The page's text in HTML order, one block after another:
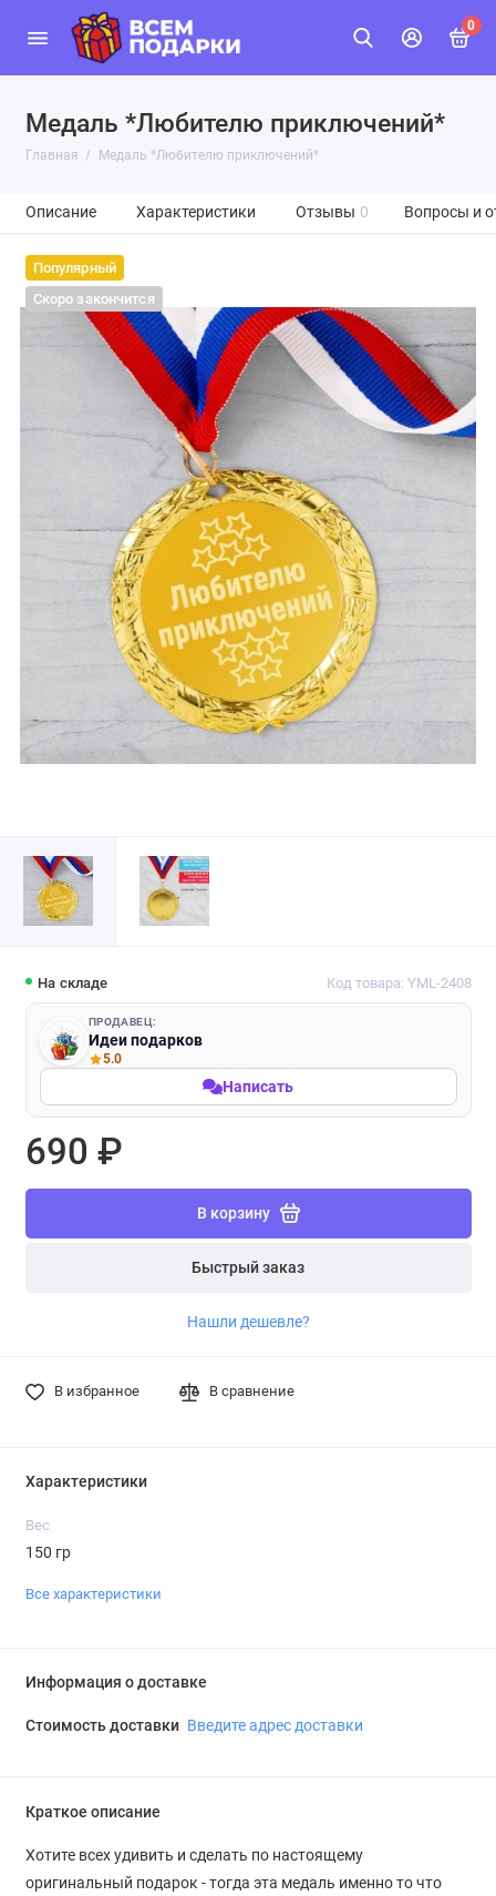
0
Медаль *Любителю приключений*
Главная Медаль *Любителю приключений*
Описание Характеристики Отзывы 0 Вопросы и
Популярный
Скоро закончится
На складе Код товара: YML-2408
ПРОДАВЕЦ:
Идеи подарков
5.0
Написать
690 ₽
В корзину
Быстрый заказ
Нашли дешевле?
В избранное В сравнение
Характеристики
Вес
150 гр
Все характеристики
Информация о доставке
Стоимость доставки Введите адрес доставки
Краткое описание
Хотите всех удивить и сделать по настоящему
оригинальный подарок - тогда эта медаль именно то что